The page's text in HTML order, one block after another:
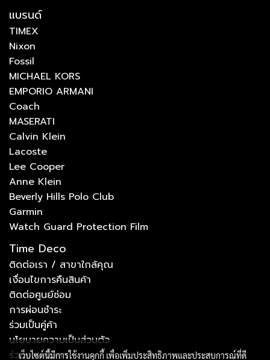
แบรนด์
TIMEX
Nixon
Fossil
MICHAEL KORS
EMPORIO ARMANI
Coach
MASERATI
Calvin Klein
Lacoste
Lee Cooper
Anne Klein
Beverly Hills Polo Club
Garmin
Watch Guard Protection Film
Time Deco
ติดต่อเรา / สาขาใกล้คุณ
เงื่อนไขการคืนสินค้า
ติดต่อศูนย์ซ่อม
การผ่อนชำระ
ร่วมเป็นคู่ค้า
นโยบายความเป็นส่วนตัว
ร่วมงานกับเรา
เว็บไซต์นี้มีการใช้งานคุกกี้ เพื่อเพิ่มประสิทธิภาพและประสบการณ์ที่ดี